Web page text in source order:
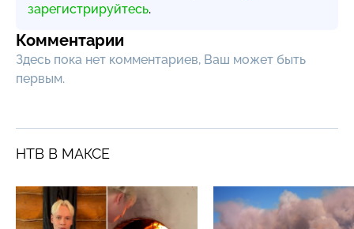
зарегистрируйтесь.
Комментарии
Здесь пока нет комментариев, Ваш может быть
первым.
НТВ В МАКСЕ